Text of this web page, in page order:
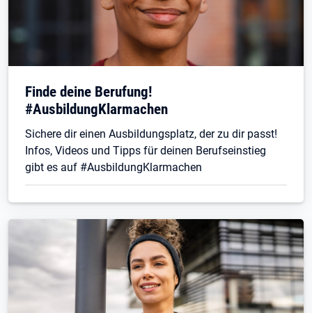
Finde deine Berufung!
#AusbildungKlarmachen
Sichere dir einen Ausbildungsplatz, der zu dir passt!
Infos, Videos und Tipps für deinen Berufseinstieg
gibt es auf #AusbildungKlarmachen